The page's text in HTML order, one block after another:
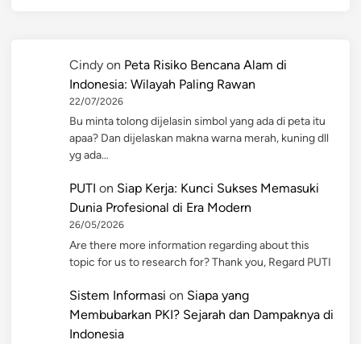
Cindy on Peta Risiko Bencana Alam di
Indonesia: Wilayah Paling Rawan
22/07/2026
Bu minta tolong dijelasin simbol yang ada di peta itu
apaa? Dan dijelaskan makna warna merah, kuning dll
yg ada…
PUTI on Siap Kerja: Kunci Sukses Memasuki
Dunia Profesional di Era Modern
26/05/2026
Are there more information regarding about this
topic for us to research for? Thank you, Regard PUTI
Sistem Informasi on Siapa yang
Membubarkan PKI? Sejarah dan Dampaknya di
Indonesia